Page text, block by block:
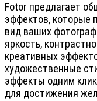
Fotor предлагает
эффектов, которые
вид ваших
яркость,
креативных
художественные
эффекты одним
для достижения